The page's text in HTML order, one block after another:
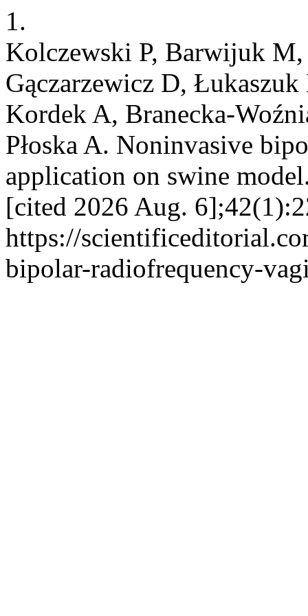
1.
Kolczewski P, Barwijuk
Gączarzewicz D,
Kordek A, Branecka-
Płoska A. Noninvasive
application on swine
[cited 2026 Aug.
https://
bipolar-radiofrequency-